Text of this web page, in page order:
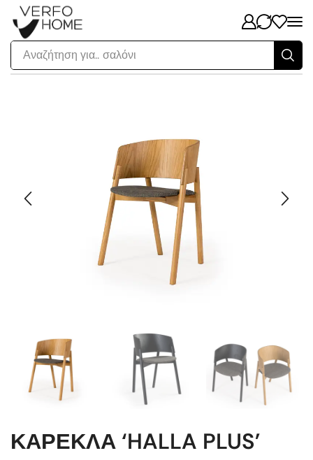
Αναζήτηση για.. σαλόνι
ΚΑΡΕΚΛΑ ‘HALLA PLUS’